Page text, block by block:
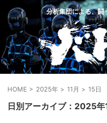
分析集団による、闘
HOME > 2025年 > 11月 > 15日
日別アーカイブ：2025年